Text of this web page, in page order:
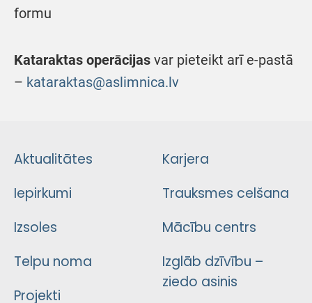
formu
Kataraktas operācijas var pieteikt arī e-pastā
– kataraktas@aslimnica.lv
Aktualitātes
Iepirkumi
Izsoles
Telpu noma
Projekti
Karjera
Trauksmes celšana
Mācību centrs
Izglāb dzīvību –
ziedo asinis